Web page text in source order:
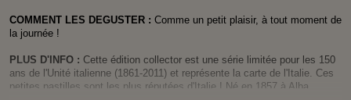
COMMENT LES DEGUSTER : Comme un petit plaisir, à tout moment de
la journée !
PLUS D'INFO : Cette édition collector est une série limitée pour les 150
ans de l'Unité italienne (1861-2011) et représente la carte de l'Italie. Ces
petites pastilles sont les plus réputées d'Italie ! Né en 1857 à Alba,